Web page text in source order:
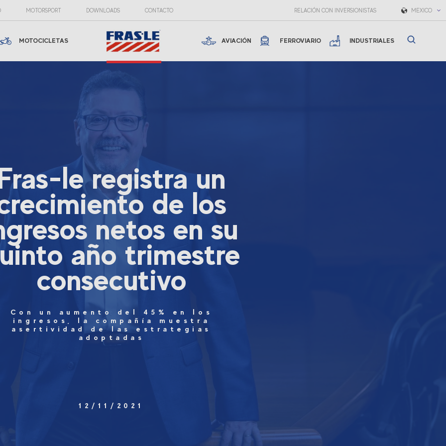
MOTORSPORT DOWNLOADS CONTACTO RELACIÓN CON INVERSIONISTAS MEXICO
MOTOCICLETAS AVIACIÓN FERROVIARIO INDUSTRIALES
le registra un
de los
netos en su
año trimestre
consecutivo
Con un aumento del 45% en los
ingresos, la compañía muestra
asertividad de las estrategias
adoptadas
12/11/2021